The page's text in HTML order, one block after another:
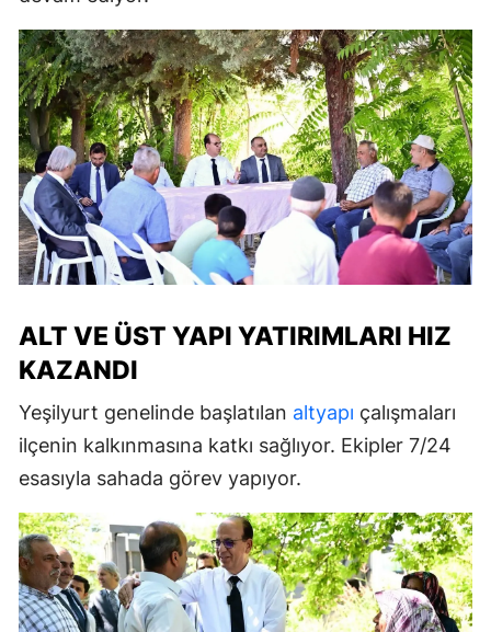
ALT VE ÜST YAPI YATIRIMLARI HIZ
KAZANDI
Yeşilyurt genelinde başlatılan altyapı çalışmaları
ilçenin kalkınmasına katkı sağlıyor. Ekipler 7/24
esasıyla sahada görev yapıyor.